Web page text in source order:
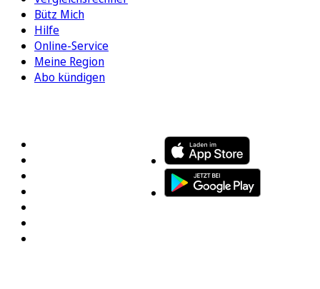
Bütz Mich
Hilfe
Online-Service
Meine Region
Abo kündigen